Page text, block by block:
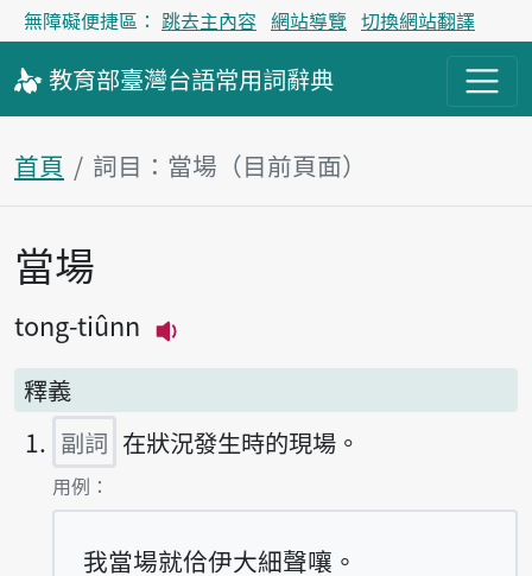
無障礙便捷區： 跳去主內容 網站導覽 切換網站翻譯
教育部臺灣台語常用詞辭典
首頁 詞目：當場（目前頁面）
主內容區塊
當場
tong-tiûnn
釋義
副詞 在狀況發生時的現場。
第1項釋義的
用例：
我當場就佮伊大細聲嚷。